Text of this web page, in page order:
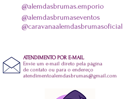
@alemdasbrumas.emporio
@alemdasbrumaseventos
@caravanaalemdasbrumasoficial
ATENDIMENTO POR E-MAIL
Envie um e-mail direto pela página
de contato ou para o endereço
atendimentoalemdasbrumas@gmail.com